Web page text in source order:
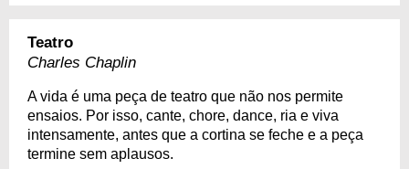
Teatro
Charles Chaplin
A vida é uma peça de teatro que não nos permite
ensaios. Por isso, cante, chore, dance, ria e viva
intensamente, antes que a cortina se feche e a peça
termine sem aplausos.